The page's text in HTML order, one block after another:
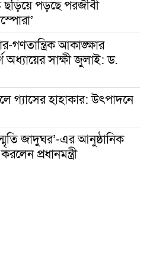
ছড়িয়ে পড়ছে পরজীবী
গণতান্ত্রিক আকাঙ্ক্ষার
অধ্যায়ের সাক্ষী জুলাই: ড.
গ্যাসের হাহাকার: উৎপাদনে
জাদুঘর’-এর আনুষ্ঠানিক
প্রধানমন্ত্রী